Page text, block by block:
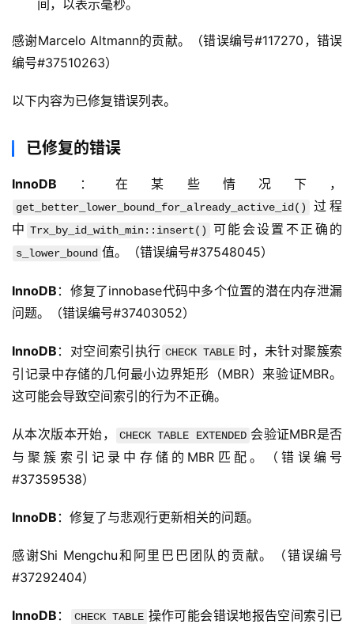
间，以表示毫秒。
感谢Marcelo Altmann的贡献。（错误编号#117270，错误
编号#37510263）
以下内容为已修复错误列表。
已修复的错误
InnoDB ：在某些情况下，
get_better_lower_bound_for_already_active_id()
过程
中 Trx_by_id_with_min::insert() 可能会设置不正确的
s_lower_bound 值。（错误编号#37548045）
InnoDB ：修复了innobase代码中多个位置的潜在内存泄漏
问题。（错误编号#37403052）
InnoDB ：对空间索引执行 CHECK TABLE 时，未针对聚簇索
引记录中存储的几何最小边界矩形（MBR）来验证MBR。
这可能会导致空间索引的行为不正确。
从本次版本开始， CHECK TABLE EXTENDED 会验证MBR是否
与聚簇索引记录中存储的MBR匹配。（错误编号
#37359538）
InnoDB ：修复了与悲观行更新相关的问题。
感谢Shi Mengchu和阿里巴巴团队的贡献。（错误编号
#37292404）
InnoDB ： CHECK TABLE 操作可能会错误地报告空间索引已